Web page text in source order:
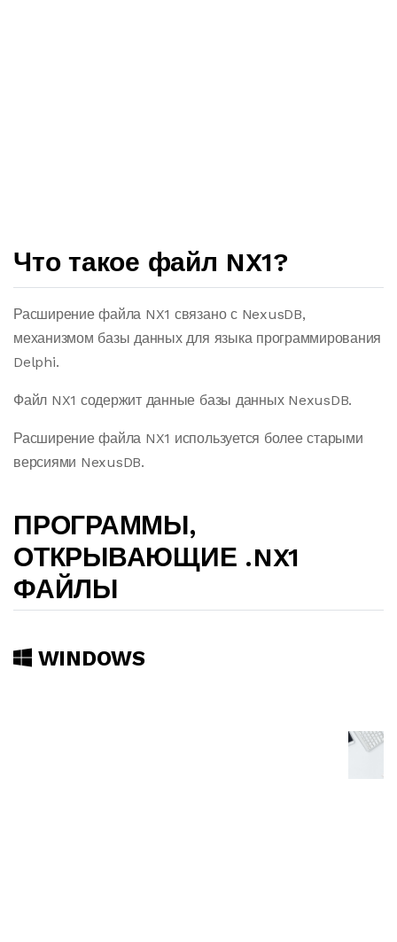
Что такое файл NX1?
Расширение файла NX1 связано с NexusDB,
механизмом базы данных для языка программирования
Delphi.
Файл NX1 содержит данные базы данных NexusDB.
Расширение файла NX1 используется более старыми
версиями NexusDB.
ПРОГРАММЫ,
ОТКРЫВАЮЩИЕ .NX1
ФАЙЛЫ
WINDOWS